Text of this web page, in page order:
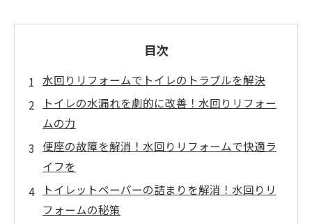
目次
水回りリフォームでトイレのトラブルを解決
トイレの水漏れを劇的に改善！水回りリフォー
ムの力
便座の故障を解消！水回りリフォームで快適ラ
イフを
トイレットペーパーの詰まりを解消！水回りリ
フォームの秘策